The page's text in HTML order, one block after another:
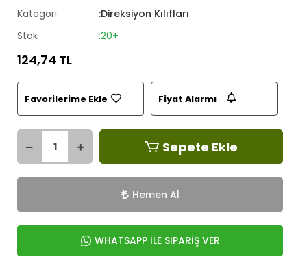
Kategori
:Direksiyon Kılıfları
Stok
:20+
124,74 TL
Favorilerime Ekle Fiyat Alarmı
Sepete Ekle
Hemen Al
WHATSAPP İLE SİPARİŞ VER